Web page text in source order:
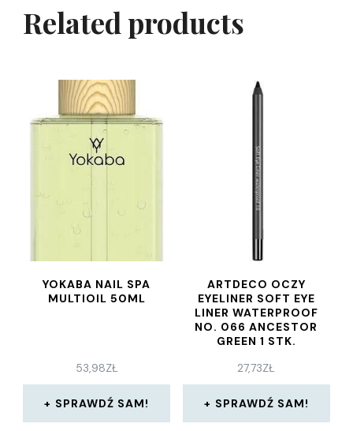
Related products
YOKABA NAIL SPA
MULTIOIL 50ML
53,98ZŁ
SPRAWDŹ SAM!
ARTDECO OCZY
EYELINER SOFT EYE
LINER WATERPROOF
NO. 066 ANCESTOR
GREEN 1 STK.
27,73ZŁ
SPRAWDŹ SAM!